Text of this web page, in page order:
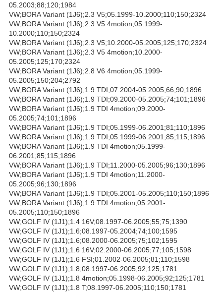
05.2003;88;120;1984
VW;BORA Variant (1J6);2.3 V5;05.1999-10.2000;110;150;2324
VW;BORA Variant (1J6);2.3 V5 4motion;05.1999-
10.2000;110;150;2324
VW;BORA Variant (1J6);2.3 V5;10.2000-05.2005;125;170;2324
VW;BORA Variant (1J6);2.3 V5 4motion;10.2000-
05.2005;125;170;2324
VW;BORA Variant (1J6);2.8 V6 4motion;05.1999-
05.2005;150;204;2792
VW;BORA Variant (1J6);1.9 TDI;07.2004-05.2005;66;90;1896
VW;BORA Variant (1J6);1.9 TDI;09.2000-05.2005;74;101;1896
VW;BORA Variant (1J6);1.9 TDI 4motion;09.2000-
05.2005;74;101;1896
VW;BORA Variant (1J6);1.9 TDI;05.1999-06.2001;81;110;1896
VW;BORA Variant (1J6);1.9 TDI;05.1999-06.2001;85;115;1896
VW;BORA Variant (1J6);1.9 TDI 4motion;05.1999-
06.2001;85;115;1896
VW;BORA Variant (1J6);1.9 TDI;11.2000-05.2005;96;130;1896
VW;BORA Variant (1J6);1.9 TDI 4motion;11.2000-
05.2005;96;130;1896
VW;BORA Variant (1J6);1.9 TDI;05.2001-05.2005;110;150;1896
VW;BORA Variant (1J6);1.9 TDI 4motion;05.2001-
05.2005;110;150;1896
VW;GOLF IV (1J1);1.4 16V;08.1997-06.2005;55;75;1390
VW;GOLF IV (1J1);1.6;08.1997-05.2004;74;100;1595
VW;GOLF IV (1J1);1.6;08.2000-06.2005;75;102;1595
VW;GOLF IV (1J1);1.6 16V;02.2000-06.2005;77;105;1598
VW;GOLF IV (1J1);1.6 FSI;01.2002-06.2005;81;110;1598
VW;GOLF IV (1J1);1.8;08.1997-06.2005;92;125;1781
VW;GOLF IV (1J1);1.8 4motion;05.1998-06.2005;92;125;1781
VW;GOLF IV (1J1);1.8 T;08.1997-06.2005;110;150;1781